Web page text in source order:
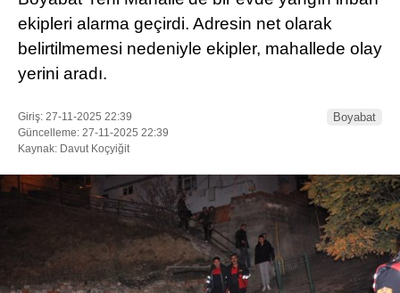
ekipleri alarma geçirdi. Adresin net olarak
belirtilmemesi nedeniyle ekipler, mahallede olay
yerini aradı.
Giriş: 27-11-2025 22:39
Güncelleme: 27-11-2025 22:39
Kaynak: Davut Koçyiğit
Boyabat